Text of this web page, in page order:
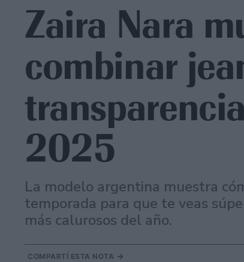
Zaira Nara
combinar
2025
La modelo argentina muestra
temporada para que te veas
más calurosos del año.
COMPARTÍ ESTA NOTA